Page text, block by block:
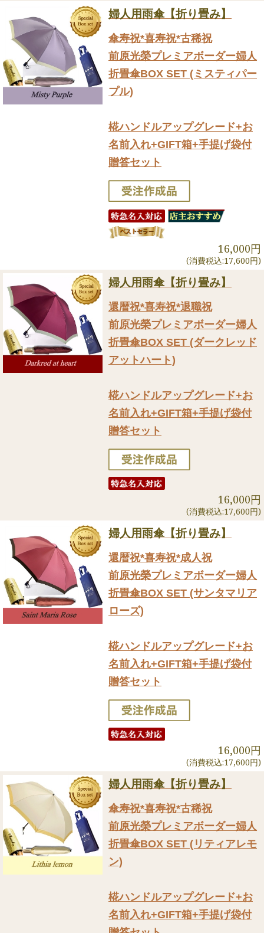
婦人用雨傘【折り畳み】
傘寿祝*喜寿祝*古稀祝
前原光榮プレミアボーダー婦人
折畳傘BOX SET (ミスティパー
プル)
椛ハンドルアップグレード+お
名前入れ+GIFT箱+手提げ袋付
贈答セット
16,000円
(消費税込:17,600円)
婦人用雨傘【折り畳み】
還暦祝*喜寿祝*退職祝
前原光榮プレミアボーダー婦人
折畳傘BOX SET (ダークレッド
アットハート)
椛ハンドルアップグレード+お
名前入れ+GIFT箱+手提げ袋付
贈答セット
16,000円
(消費税込:17,600円)
婦人用雨傘【折り畳み】
還暦祝*喜寿祝*成人祝
前原光榮プレミアボーダー婦人
折畳傘BOX SET (サンタマリア
ローズ)
椛ハンドルアップグレード+お
名前入れ+GIFT箱+手提げ袋付
贈答セット
16,000円
(消費税込:17,600円)
婦人用雨傘【折り畳み】
傘寿祝*喜寿祝*古稀祝
前原光榮プレミアボーダー婦人
折畳傘BOX SET (リティアレモ
ン)
椛ハンドルアップグレード+お
名前入れ+GIFT箱+手提げ袋付